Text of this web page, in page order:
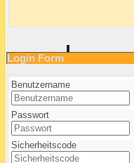
Login Form
Benutzername
Passwort
Sicherheitscode